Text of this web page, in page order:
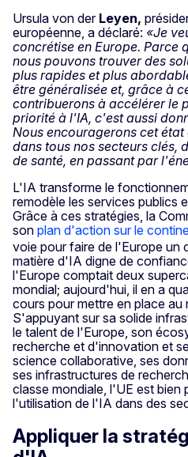
Ursula von der Leyen,
européenne, a déclaré: «Je
concrétise en Europe. Parce
nous pouvons trouver des
plus rapides et plus
être généralisée et, grâce à
contribuerons à accélérer le
priorité à l'IA, c'est aussi
Nous encouragerons cet
dans tous nos secteurs clés,
de santé, en passant par
L'IA transforme le
remodèle les services publics
Grâce à ces stratégies, la
son plan d'action sur le
voie pour faire de l'Europe un
matière d'IA digne de
l'Europe comptait deux
mondial; aujourd'hui, il en a
cours pour mettre en place
S'appuyant sur sa solide
le talent de l'Europe, son
recherche et d'innovation et
science collaborative, ses
ses infrastructures de
classe mondiale, l'UE est bien
l'utilisation de l'IA dans des
Appliquer la